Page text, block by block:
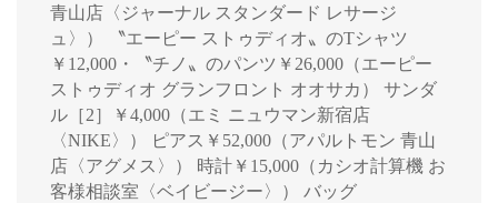
青山店〈ジャーナル スタンダード レサージ
ュ〉） 〝エーピー ストゥディオ〟のTシャツ
￥12,000・〝チノ〟のパンツ￥26,000（エーピー
ストゥディオ グランフロント オオサカ） サンダ
ル［2］￥4,000（エミ ニュウマン新宿店
〈NIKE〉） ピアス￥52,000（アパルトモン 青山
店〈アグメス〉） 時計￥15,000（カシオ計算機 お
客様相談室〈ベイビージー〉） バッグ